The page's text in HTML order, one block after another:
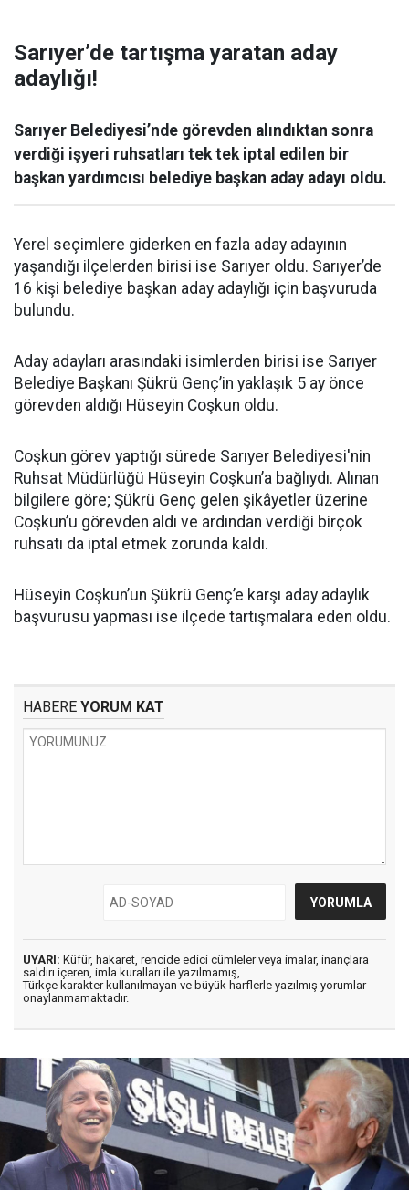
Sarıyer’de tartışma yaratan aday
adaylığı!
Sarıyer Belediyesi’nde görevden alındıktan sonra
verdiği işyeri ruhsatları tek tek iptal edilen bir
başkan yardımcısı belediye başkan aday adayı oldu.
Yerel seçimlere giderken en fazla aday adayının
yaşandığı ilçelerden birisi ise Sarıyer oldu. Sarıyer’de
16 kişi belediye başkan aday adaylığı için başvuruda
bulundu.
Aday adayları arasındaki isimlerden birisi ise Sarıyer
Belediye Başkanı Şükrü Genç’in yaklaşık 5 ay önce
görevden aldığı Hüseyin Coşkun oldu.
Coşkun görev yaptığı sürede Sarıyer Belediyesi'nin
Ruhsat Müdürlüğü Hüseyin Coşkun’a bağlıydı. Alınan
bilgilere göre; Şükrü Genç gelen şikâyetler üzerine
Coşkun’u görevden aldı ve ardından verdiği birçok
ruhsatı da iptal etmek zorunda kaldı.
Hüseyin Coşkun’un Şükrü Genç’e karşı aday adaylık
başvurusu yapması ise ilçede tartışmalara eden oldu.
HABERE YORUM KAT
UYARI: Küfür, hakaret, rencide edici cümleler veya imalar, inançlara
saldırı içeren, imla kuralları ile yazılmamış,
Türkçe karakter kullanılmayan ve büyük harflerle yazılmış yorumlar
onaylanmamaktadır.